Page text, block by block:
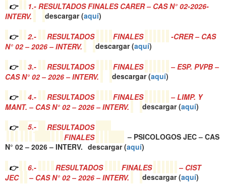
👉
1.- RESULTADOS FINALES CARER – CAS N° 02-2026-
INTERV.
descargar (aquí)
👉
2.- RESULTADOS FINALES
-CRER – CAS
N° 02 – 2026 – INTERV.
descargar (aquí)
👉
3.- RESULTADOS FINALES
– ESP. PVPB –
CAS N° 02 – 2026 – INTERV.
descargar (aquí)
👉
4.- RESULTADOS FINALES
– LIMP. Y
MANT. – CAS N° 02 – 2026 – INTERV.
descargar (aquí)
👉
5.-
RESULTADOS
FINALES
– PSICOLOGOS JEC – CAS
N° 02 – 2026 – INTERV. descargar (aquí)
👉
6.- RESULTADOS FINALES
– CIST
JEC
– CAS N° 02 – 2026 – INTERV. descargar (aquí)